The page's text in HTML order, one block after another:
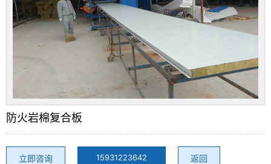
防火岩棉复合板
立即咨询 15931223642 返回